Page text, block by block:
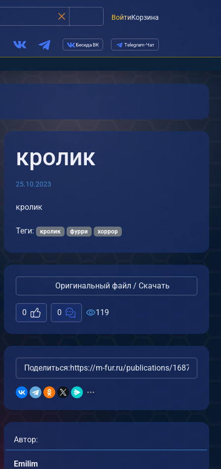
ВойтиКорзина
Беседа ВК Telegram-Чат
кролик
25.10.2023
кролик
Теги: кролик фурри хоррор
Оригинальный файл / Скачать
0 0 119
Поделиться:https://m-fur.ru/publications/16872/
Автор:
Emilim